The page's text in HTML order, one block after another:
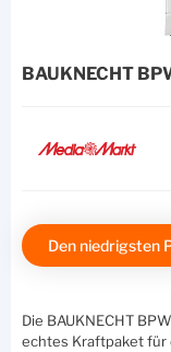
BAUKNECHT
Den niedrigsten
Die BAUKNECHT
echtes Kraftpaket für